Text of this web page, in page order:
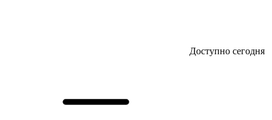
Доступно сегодня